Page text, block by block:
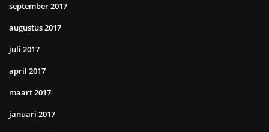
september 2017
augustus 2017
juli 2017
april 2017
maart 2017
januari 2017